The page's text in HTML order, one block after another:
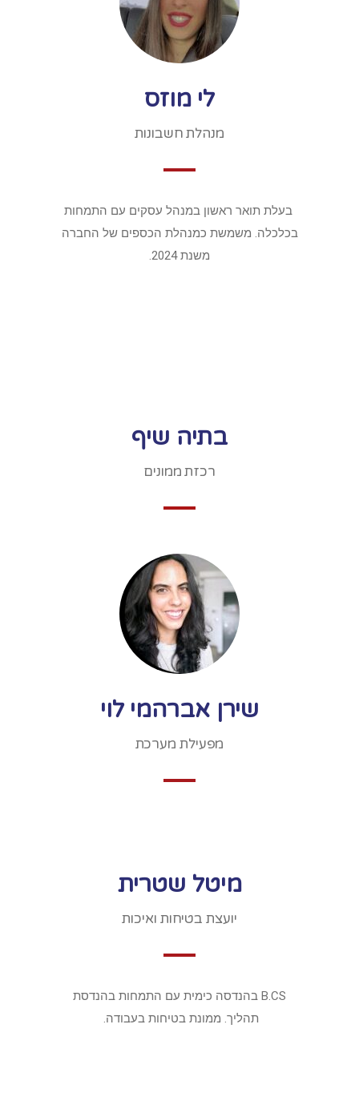
לי מוזס
מנהלת חשבונות
בעלת תואר ראשון במנהל עסקים עם התמחות
בכלכלה. משמשת כמנהלת הכספים של החברה
משנת 2024.
בתיה שיף
רכזת ממונים
שירן אברהמי לוי
מפעילת מערכת
מיטל שטרית
יועצת בטיחות ואיכות
B.CS בהנדסה כימית עם התמחות בהנדסת
תהליך. ממונת בטיחות בעבודה.